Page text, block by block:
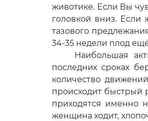
животике. Если Вы
головкой вниз.
тазового
34-35 недели плод
Наибольшая
последних сроках
количество
происходит быстрый
приходятся именно
женщина ходит,